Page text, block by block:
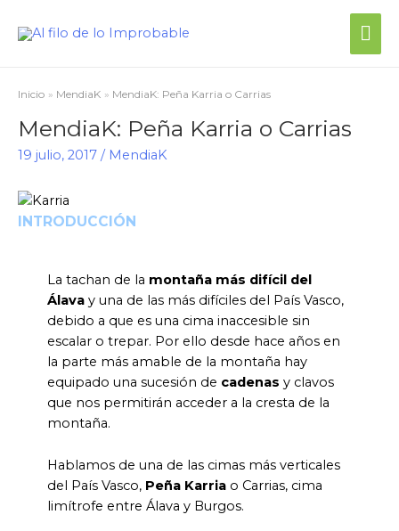
Inicio MendiaK MendiaK: Peña Karria o Carrias
MendiaK: Peña Karria o Carrias
19 julio, 2017 / MendiaK
INTRODUCCIÓN
La tachan de la montaña más difícil del
Álavay una de las más difíciles del País Vasco,
debido a que es una cima inaccesible sin
escalar o trepar. Por ello desde hace años en
la parte más amable de la montaña hay
equipado una sucesión de cadenas y clavos
que nos permitirán acceder a la cresta de la
montaña.
Hablamos de una de las cimas más verticales
del País Vasco, Peña Karriao Carrias, cima
limítrofe entre Álava y Burgos.